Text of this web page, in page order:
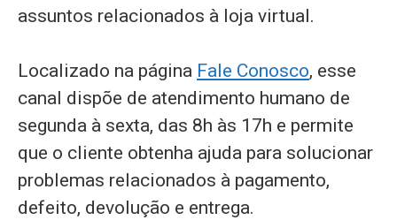
assuntos relacionados à loja virtual.
Localizado na página Fale Conosco, esse
canal dispõe de atendimento humano de
segunda à sexta, das 8h às 17h e permite
que o cliente obtenha ajuda para solucionar
problemas relacionados à pagamento,
defeito, devolução e entrega.